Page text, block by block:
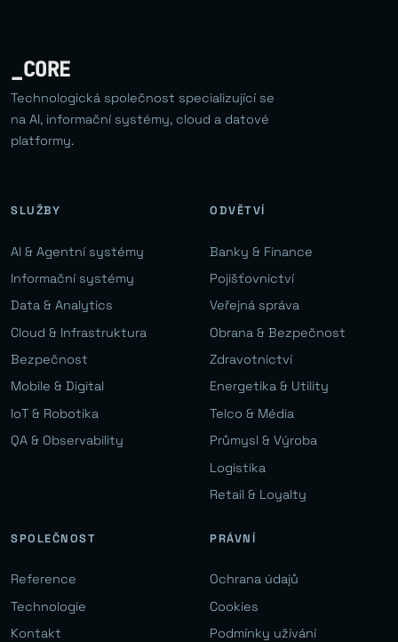
_CORE
Technologická společnost specializující se
na AI, informační systémy, cloud a datové
platformy.
SLUŽBY
AI & Agentní systémy
Informační systémy
Data & Analytics
Cloud & Infrastruktura
Bezpečnost
Mobile & Digital
IoT & Robotika
QA & Observability
ODVĚTVÍ
Banky & Finance
Pojišťovnictví
Veřejná správa
Obrana & Bezpečnost
Zdravotnictví
Energetika & Utility
Telco & Média
Průmysl & Výroba
Logistika
Retail & Loyalty
SPOLEČNOST
Reference
Technologie
Kontakt
PRÁVNÍ
Ochrana údajů
Cookies
Podmínky užívání